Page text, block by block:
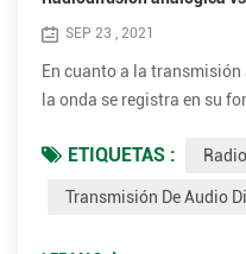
SEP 23 , 2021
En cuanto a la
la onda se registra en su
característica de un medio
manera análoga a las
ETIQUETAS :
Transmisión De Audio